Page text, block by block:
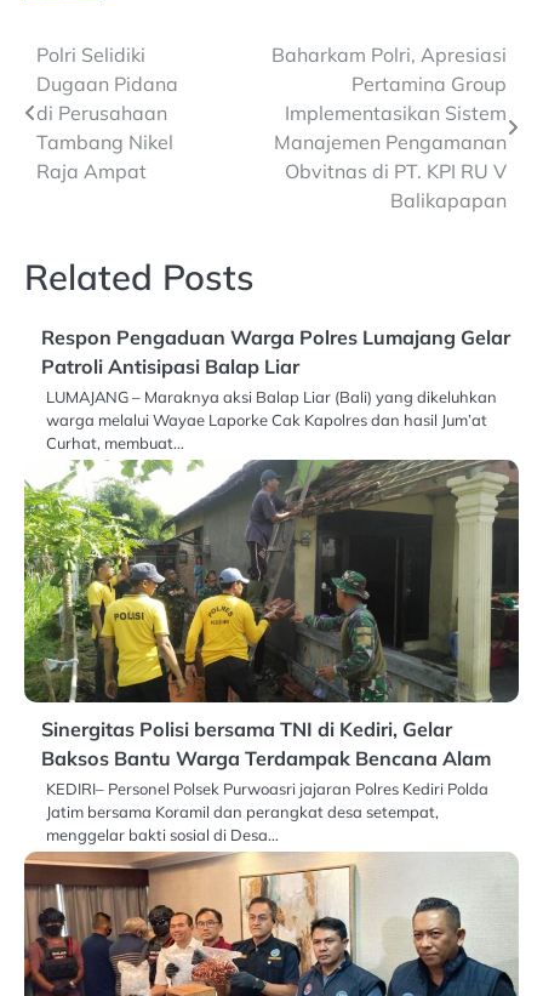
Post
navigation
Polri Selidiki
Dugaan Pidana
di Perusahaan
Tambang Nikel
Raja Ampat
Baharkam Polri, Apresiasi
Pertamina Group
Implementasikan Sistem
Manajemen Pengamanan
Obvitnas di PT. KPI RU V
Balikapapan
Related Posts
Respon Pengaduan Warga Polres Lumajang Gelar
Patroli Antisipasi Balap Liar
LUMAJANG – Maraknya aksi Balap Liar (Bali) yang dikeluhkan
warga melalui Wayae Laporke Cak Kapolres dan hasil Jum’at
Curhat, membuat…
Sinergitas Polisi bersama TNI di Kediri, Gelar
Baksos Bantu Warga Terdampak Bencana Alam
KEDIRI– Personel Polsek Purwoasri jajaran Polres Kediri Polda
Jatim bersama Koramil dan perangkat desa setempat,
menggelar bakti sosial di Desa…